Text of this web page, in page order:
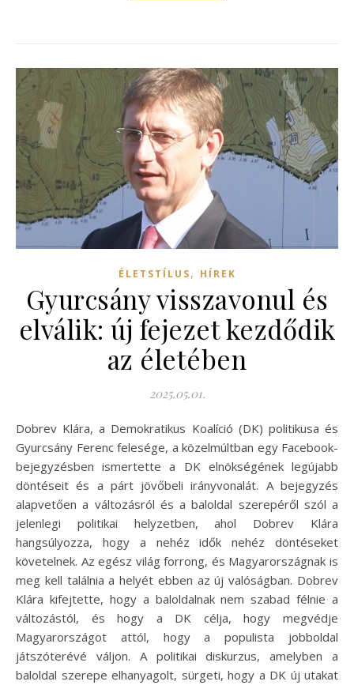
ÉLETSTÍLUS, HÍREK
Gyurcsány visszavonul és
elválik: új fejezet kezdődik
az életében
2025.05.01.
Dobrev Klára, a Demokratikus Koalíció (DK) politikusa és
Gyurcsány Ferenc felesége, a közelmúltban egy Facebook-
bejegyzésben ismertette a DK elnökségének legújabb
döntéseit és a párt jövőbeli irányvonalát. A bejegyzés
alapvetően a változásról és a baloldal szerepéről szól a
jelenlegi politikai helyzetben, ahol Dobrev Klára
hangsúlyozza, hogy a nehéz idők nehéz döntéseket
követelnek. Az egész világ forrong, és Magyarországnak is
meg kell találnia a helyét ebben az új valóságban. Dobrev
Klára kifejtette, hogy a baloldalnak nem szabad félnie a
változástól, és hogy a DK célja, hogy megvédje
Magyarországot attól, hogy a populista jobboldal
játszóterévé váljon. A politikai diskurzus, amelyben a
baloldal szerepe elhanyagolt, sürgeti, hogy a DK új utakat